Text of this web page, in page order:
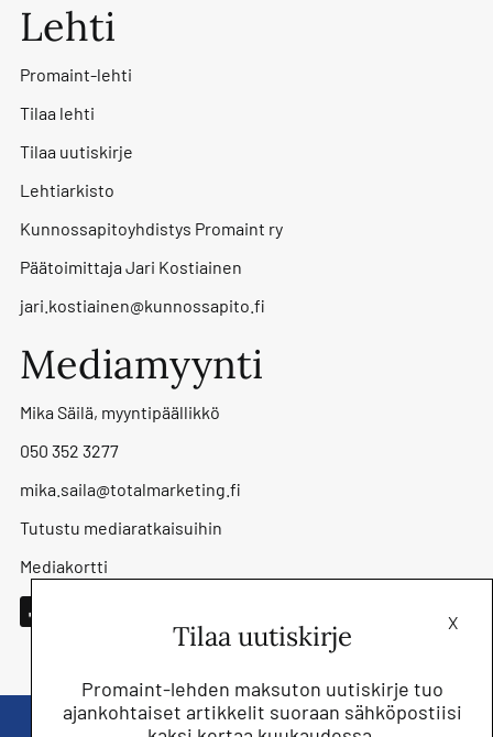
Lehti
Promaint-lehti
Tilaa lehti
Tilaa uutiskirje
Lehtiarkisto
Kunnossapitoyhdistys Promaint ry
Päätoimittaja Jari Kostiainen
jari.kostiainen@kunnossapito.fi
Mediamyynti
Mika Säilä, myyntipäällikkö
050 352 3277
mika.saila@totalmarketing.fi
Tutustu mediaratkaisuihin
Mediakortti
X
Tilaa uutiskirje
Promaint-lehden maksuton uutiskirje tuo
ajankohtaiset artikkelit suoraan sähköpostiisi